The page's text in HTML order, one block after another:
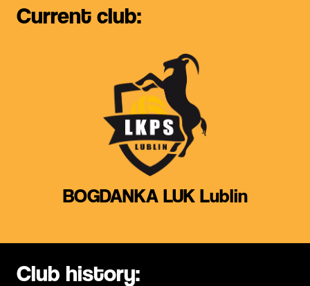
Current club:
BOGDANKA LUK Lublin
Club history: